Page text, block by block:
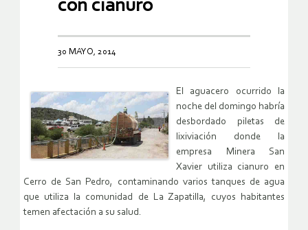
con cianuro
30 MAYO, 2014
El aguacero ocurrido la
noche del domingo habría
desbordado piletas de
lixiviación donde la
empresa Minera San
Xavier utiliza cianuro en
Cerro de San Pedro, contaminando varios tanques de agua
que utiliza la comunidad de La Zapatilla, cuyos habitantes
temen afectación a su salud.